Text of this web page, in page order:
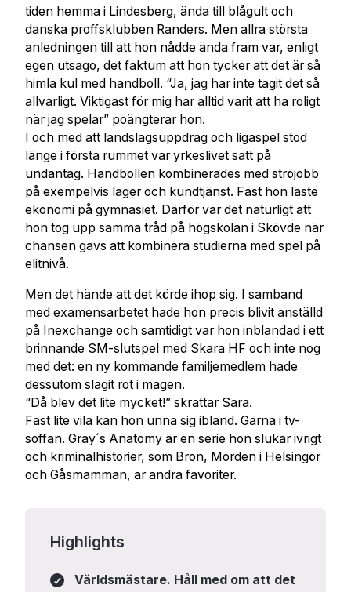
tiden hemma i Lindesberg, ända till blågult och
danska proffsklubben Randers. Men allra största
anledningen till att hon nådde ända fram var, enligt
egen utsago, det faktum att hon tycker att det är så
himla kul med handboll. “Ja, jag har inte tagit det så
allvarligt. Viktigast för mig har alltid varit att ha roligt
när jag spelar” poängterar hon.
I och med att landslagsuppdrag och ligaspel stod
länge i första rummet var yrkeslivet satt på
undantag. Handbollen kombinerades med ströjobb
på exempelvis lager och kundtjänst. Fast hon läste
ekonomi på gymnasiet. Därför var det naturligt att
hon tog upp samma tråd på högskolan i Skövde när
chansen gavs att kombinera studierna med spel på
elitnivå.
Highlights
Världsmästare. Håll med om att det
Men det hände att det körde ihop sig. I samband
med examensarbetet hade hon precis blivit anställd
på Inexchange och samtidigt var hon inblandad i ett
brinnande SM-slutspel med Skara HF och inte nog
med det: en ny kommande familjemedlem hade
dessutom slagit rot i magen.
“Då blev det lite mycket!” skrattar Sara.
Fast lite vila kan hon unna sig ibland. Gärna i tv-
soffan. Gray´s Anatomy är en serie hon slukar ivrigt
och kriminalhistorier, som Bron, Morden i Helsingör
och Gåsmamman, är andra favoriter.